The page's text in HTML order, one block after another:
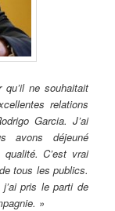
ne souhaitait
relations
Garcia. J’ai
avons déjeuné
C’est vrai
tous les publics.
pris le parti de
»